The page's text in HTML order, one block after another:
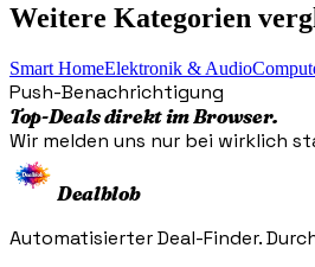
Weitere Kategorien
Smart HomeElektronik & Audio
Push-Benachrichtigung
Top-Deals direkt im Browser.
Wir melden uns nur bei wirklich
Dealblob
Automatisierter Deal-Finder.